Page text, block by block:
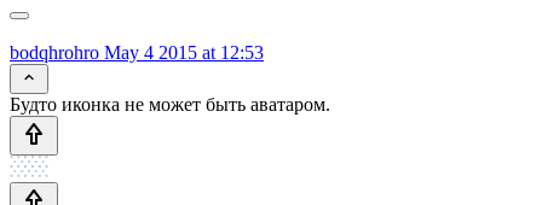
bodqhrohro May 4 2015 at 12:53
Будто иконка не может быть аватаром.